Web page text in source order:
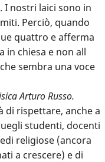
I nostri laici sono in
Perciò, quando
quattro e afferma
in chiesa e non all
sembra una voce
Arturo Russo.
di rispettare, anche a
studenti, docenti
religiose (ancora
a crescere) e di